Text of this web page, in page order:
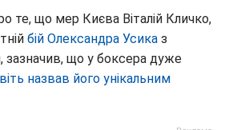
те, що мер Києва Віталій Кличко,
бій Олександра Усика з
що у боксера дуже
назвав його унікальним